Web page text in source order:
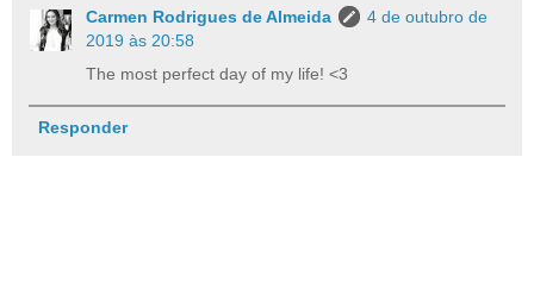
Carmen Rodrigues de Almeida
4 de outubro de
2019 às 20:58
The most perfect day of my life! <3
Responder